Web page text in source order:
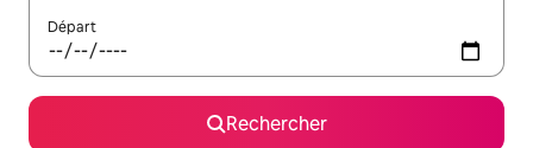
Départ
Rechercher